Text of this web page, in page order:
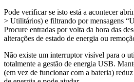
Pode verificar se isto está a acontecer
> Utilitários) e filtrando por mensagens
Procure entradas por volta da hora das
alterações de estado de energia ou
Não existe um interruptor visível para o
totalmente a gestão de energia USB.
(em vez de funcionar com a bateria)